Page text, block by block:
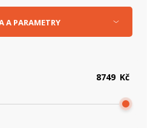
Kč
A PARAMETRY